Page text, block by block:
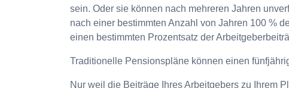
sein. Oder sie können nach mehreren Jahren
nach einer bestimmten Anzahl von Jahren 100 %
einen bestimmten Prozentsatz der
Traditionelle Pensionspläne können einen
Nur weil die Beiträge Ihres Arbeitgebers zu Ihrem